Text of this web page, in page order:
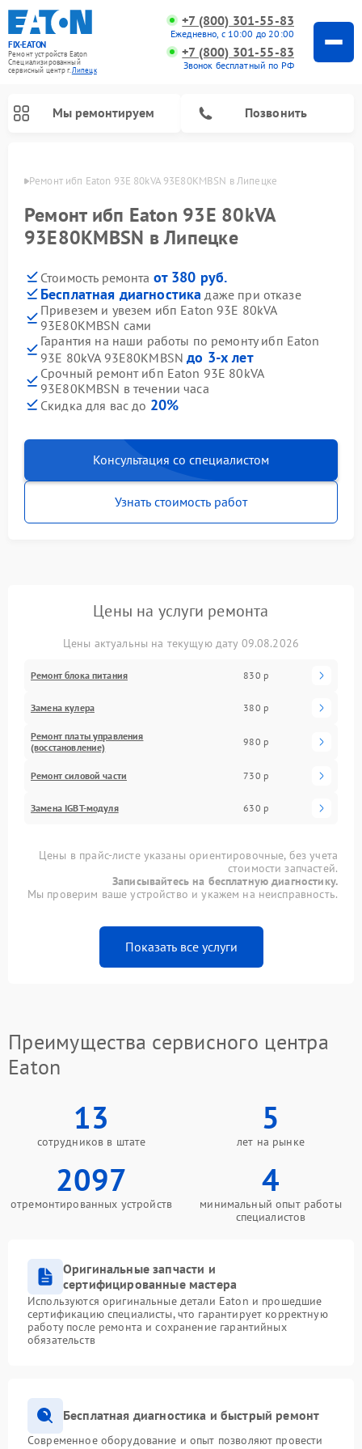
FIX-EATON
Ремонт устройств Eaton
Специализированный
cервисный центр г.Липецк
+7 (800) 301-55-83
Ежедневно, с 10:00 до 20:00
+7 (800) 301-55-83
Звонок бесплатный по РФ
Мы ремонтируем Позвонить
Ремонт ибп Eaton 93E 80kVA 93E80KMBSN в Липецке
Ремонт ибп Eaton 93E 80kVA
93E80KMBSN в Липецке
Стоимость ремонта от 380 руб.
Бесплатная диагностика даже при отказе
Привезем и увезем ибп Eaton 93E 80kVA
93E80KMBSN сами
Гарантия на наши работы по ремонту ибп Eaton
93E 80kVA 93E80KMBSNдо 3-х лет
Срочный ремонт ибп Eaton 93E 80kVA
93E80KMBSN в течении часа
Скидка для вас до 20%
Консультация со специалистом
Узнать стоимость работ
Цены на услуги ремонта
Цены актуальны на текущую дату 09.08.2026
Ремонт блока питания 830 р
Замена кулера 380 р
Ремонт платы управления
(восстановление)
980 р
Ремонт силовой части 730 р
Замена IGBT-модуля 630 р
Цены в прайс-листе указаны ориентировочные, без учета
стоимости запчастей.
Записывайтесь на бесплатную диагностику.
Мы проверим ваше устройство и укажем на неисправность.
Показать все услуги
Преимущества сервисного центра
Eaton
13
сотрудников в штате
5
лет на рынке
2097
отремонтированных устройств
4
минимальный опыт работы
специалистов
Оригинальные запчасти и
сертифицированные мастера
Используются оригинальные детали Eaton и прошедшие
сертификацию специалисты, что гарантирует корректную
работу после ремонта и сохранение гарантийных
обязательств
Бесплатная диагностика и быстрый ремонт
Современное оборудование и опыт позволяют провести